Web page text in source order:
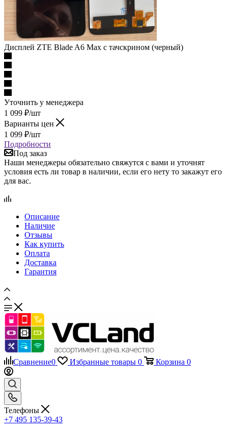
Дисплей ZTE Blade A6 Max с тачскрином (черный)
Уточнить у менеджера
1 099₽/шт
Варианты цен
1 099₽/шт
Подробности
Под заказ
Наши менеджеры обязательно свяжутся с вами и уточнят
условия есть ли товар в наличии, если его нету то закажут его
для вас.
Наличие
Отзывы
Как купить
Оплата
Доставка
Гарантия
Сравнение 0 Избранные товары 0
Телефоны
+7 495 135-39-43